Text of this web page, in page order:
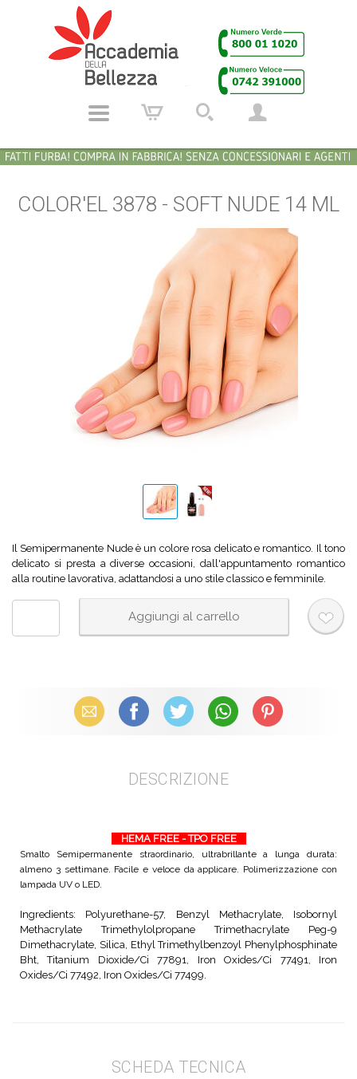
COLOR'EL 3878 - SOFT NUDE 14 ML
Il Semipermanente Nude è un colore rosa delicato e romantico. Il tono
delicato si presta a diverse occasioni, dall'appuntamento romantico
alla routine lavorativa, adattandosi a uno stile classico e femminile.
Email Facebook X (Twitter) WhatsAppPinterest
DESCRIZIONE
HEMA FREE - TPO FREE
Smalto Semipermanente straordinario, ultrabrillante a lunga durata:
almeno 3 settimane. Facile e veloce da applicare. Polimerizzazione con
lampada UV o LED.
Ingredients: Polyurethane-57, Benzyl Methacrylate, Isobornyl
Methacrylate Trimethylolpropane Trimethacrylate Peg-9
Dimethacrylate, Silica, Ethyl Trimethylbenzoyl Phenylphosphinate
Bht, Titanium Dioxide/Ci 77891, Iron Oxides/Ci 77491, Iron
Oxides/Ci 77492, Iron Oxides/Ci 77499.
SCHEDA TECNICA